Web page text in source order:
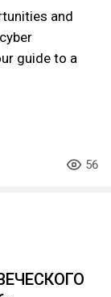
and
guide to a
56